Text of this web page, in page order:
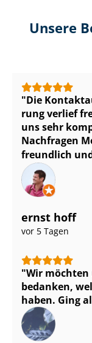
Unsere
Die
rung verlief
uns sehr
Nachfragen
freundlich
ernst hoff
vor 5 Tagen
Wir
bedanken,
haben. Ging